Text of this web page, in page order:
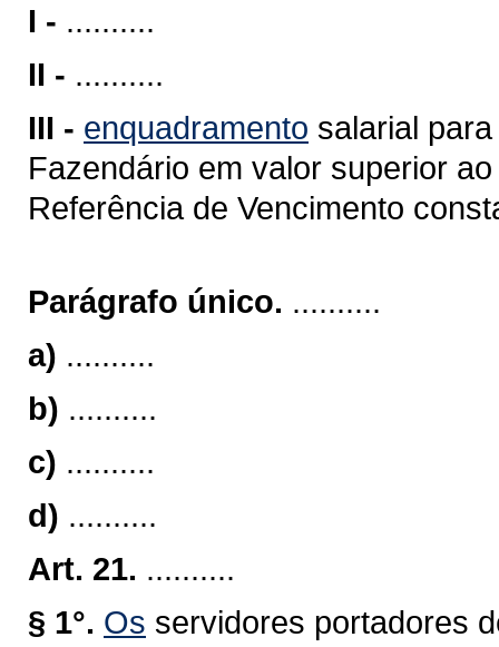
I - ..........
II - ..........
III - enquadramento salarial
Fazendário em valor superior
Referência de Vencimento
Parágrafo único. ..........
a) ..........
b) ..........
c) ..........
d) ..........
Art. 21. ..........
§ 1°. Os servidores portadores